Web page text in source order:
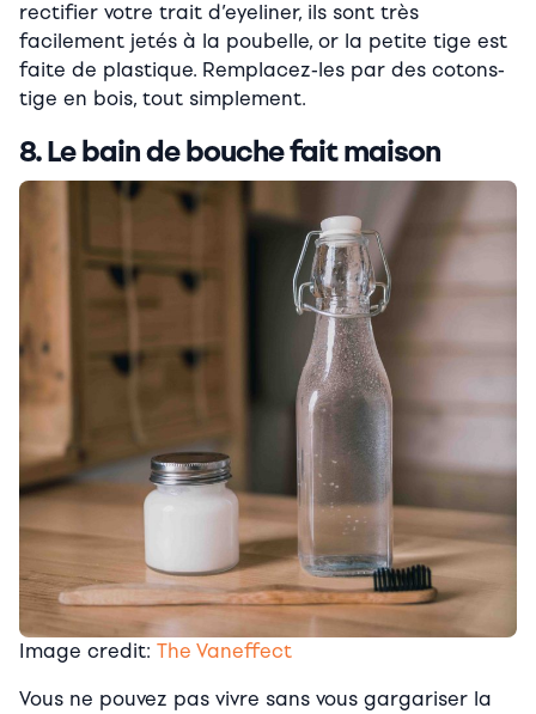
rectifier votre trait d’eyeliner, ils sont très
facilement jetés à la poubelle, or la petite tige est
faite de plastique. Remplacez-les par des cotons-
tige en bois, tout simplement.
8. Le bain de bouche fait maison
Image credit: The Vaneffect
Vous ne pouvez pas vivre sans vous gargariser la